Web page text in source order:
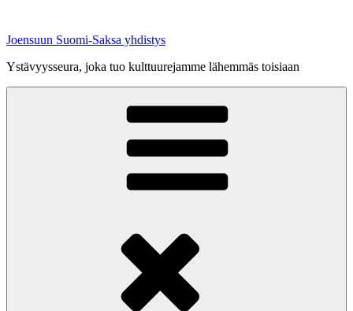
Joensuun Suomi-Saksa yhdistys
Ystävyysseura, joka tuo kulttuurejamme lähemmäs toisiaan